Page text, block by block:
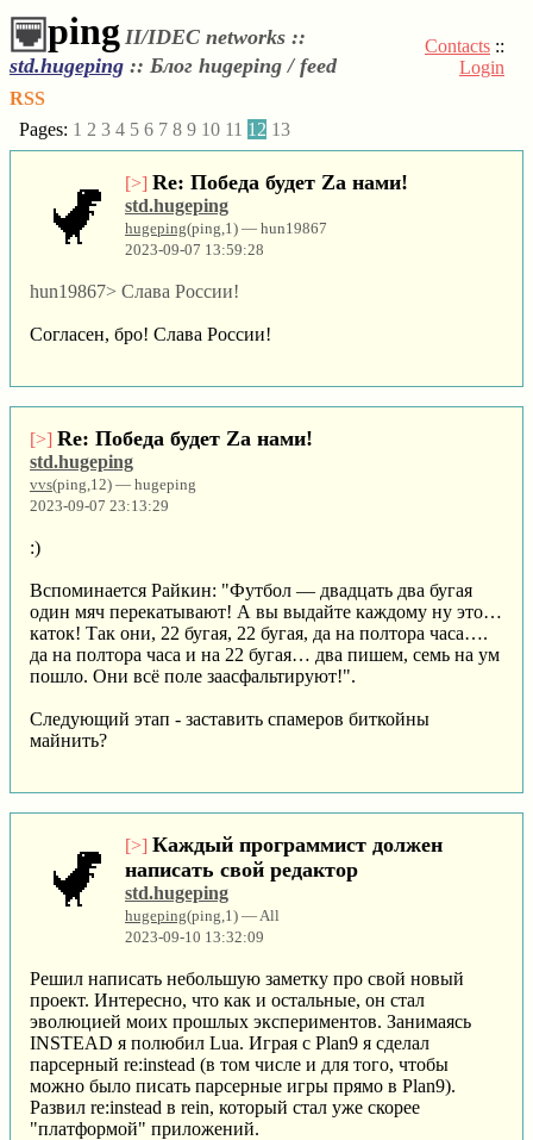
ping II/IDEC networks ::
std.hugeping :: Блог hugeping / feed
Contacts ::
Login
RSS
Pages: 1 2 3 4 5 6 7 8 9 10 11 12 13
[>] Re: Победа будет Za нами!
std.hugeping
hugeping(ping,1) — hun19867
2023-09-07 13:59:28
hun19867> Слава России!
Согласен, бро! Слава России!
[>] Re: Победа будет Za нами!
std.hugeping
vvs(ping,12) — hugeping
2023-09-07 23:13:29
:)
Вспоминается Райкин: "Футбол — двадцать два бугая
один мяч перекатывают! А вы выдайте каждому ну это…
каток! Так они, 22 бугая, 22 бугая, да на полтора часа….
да на полтора часа и на 22 бугая… два пишем, семь на ум
пошло. Они всё поле заасфальтируют!".
Следующий этап - заставить спамеров биткойны
майнить?
[>] Каждый программист должен
написать свой редактор
std.hugeping
hugeping(ping,1) — All
2023-09-10 13:32:09
Решил написать небольшую заметку про свой новый
проект. Интересно, что как и остальные, он стал
эволюцией моих прошлых экспериментов. Занимаясь
INSTEAD я полюбил Lua. Играя с Plan9 я сделал
парсерный re:instead (в том числе и для того, чтобы
можно было писать парсерные игры прямо в Plan9).
Развил re:instead в rein, который стал уже скорее
"платформой" приложений.